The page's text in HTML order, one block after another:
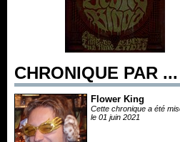
CHRONIQUE PAR ...
Flower King
Cette chronique a été
le 01 juin 2021